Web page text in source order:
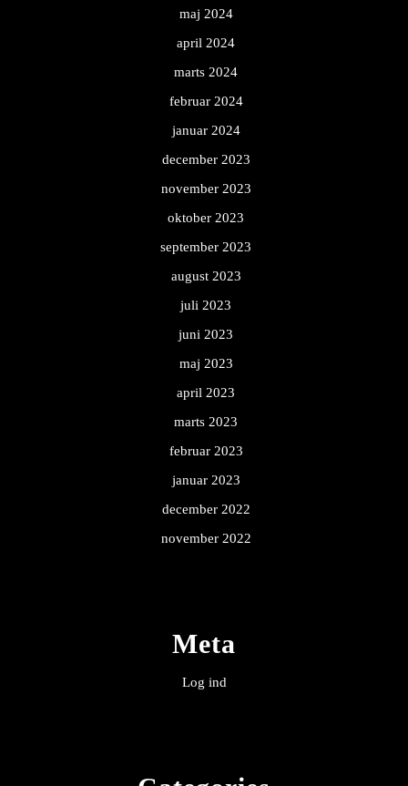
maj 2024
april 2024
marts 2024
februar 2024
januar 2024
december 2023
november 2023
oktober 2023
september 2023
august 2023
juli 2023
juni 2023
maj 2023
april 2023
marts 2023
februar 2023
januar 2023
december 2022
november 2022
Meta
Log ind